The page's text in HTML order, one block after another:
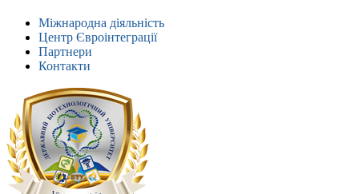
Міжнародна діяльність
Центр Євроінтеграції
Партнери
Контакти